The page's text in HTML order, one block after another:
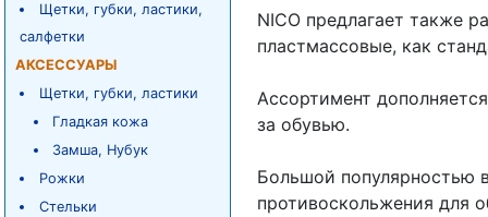
Щетки, губки, ластики,
салфетки
АКСЕССУАРЫ
Щетки, губки, ластики
Гладкая кожа
Замша, Нубук
Рожки
Стельки
NICO предлагает также
пластмассовые, как
Ассортимент
за обувью.
Большой популярностью
противоскольжения для